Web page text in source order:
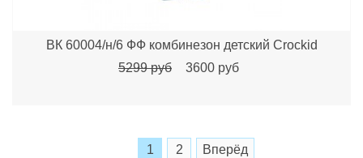
ВК 60004/н/6 ФФ комбинезон детский Crockid
5299 руб
3600 руб
1 2 Вперёд